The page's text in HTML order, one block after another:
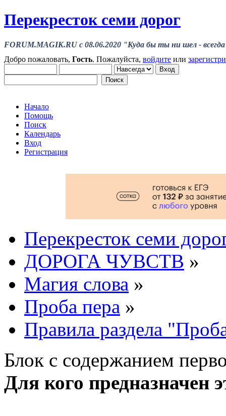
Перекресток семи дорог
FORUM.MAGIK.RU c 08.06.2020 "Куда бы ты ни шел - всегда
Добро пожаловать, Гость. Пожалуйста, войдите или
Начало
Помощь
Поиск
Календарь
Вход
Регистрация
Перекресток семи
ДОРОГА ЧУВСТВ »
Магия слова »
Проба пера »
Правила раздела
Блок с содержанием
Для кого предназначен